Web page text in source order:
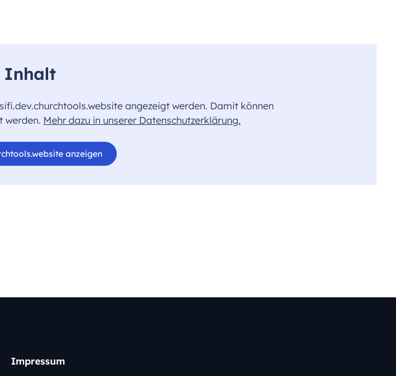
Inhalt
angezeigt werden. Damit können
werden. Mehr dazu in unserer Datenschutzerklärung.
anzeigen
Impressum